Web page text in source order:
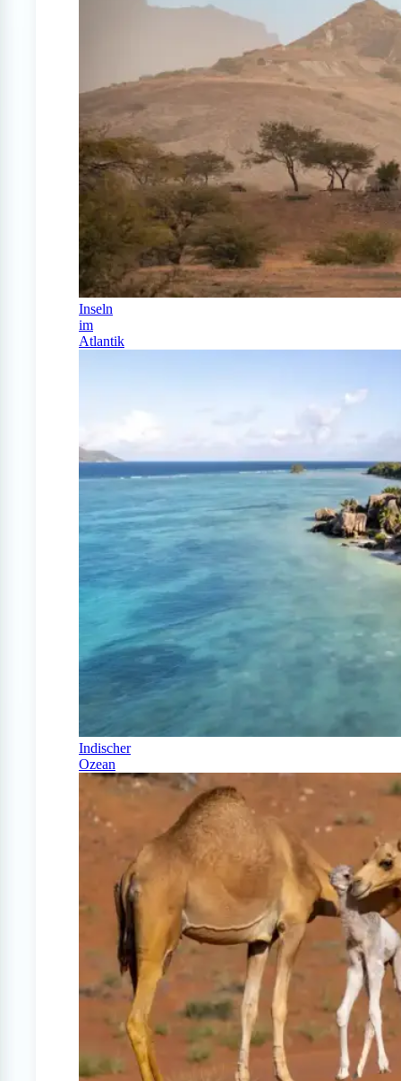
Inseln
im
Atlantik
Indischer
Ozean